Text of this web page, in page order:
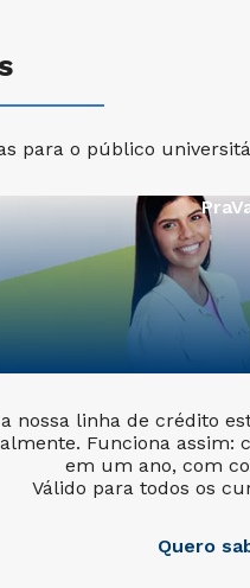
para o público
a nossa linha de crédito
Funciona assim:
em um ano, com
Válido para todos os
Quero